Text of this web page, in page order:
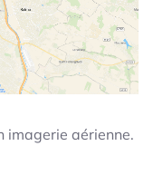
imagerie aérienne.